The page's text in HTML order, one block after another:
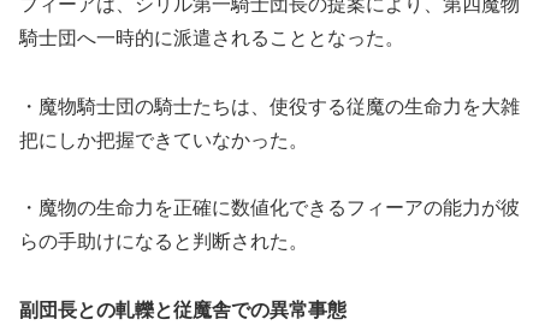
騎士団へ一時的に派遣されることとなった。
・魔物騎士団の騎士たちは、使役する従魔の生命力を大雑
把にしか把握できていなかった。
・魔物の生命力を正確に数値化できるフィーアの能力が彼
らの手助けになると判断された。
副団長との軋轢と従魔舎での異常事態